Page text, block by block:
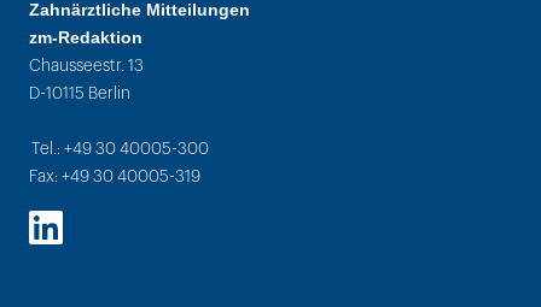
Zahnärztliche Mitteilungen
zm-Redaktion
Chausseestr. 13
D-10115 Berlin
Tel.: +49 30 40005-300
Fax: +49 30 40005-319
LinkedIn